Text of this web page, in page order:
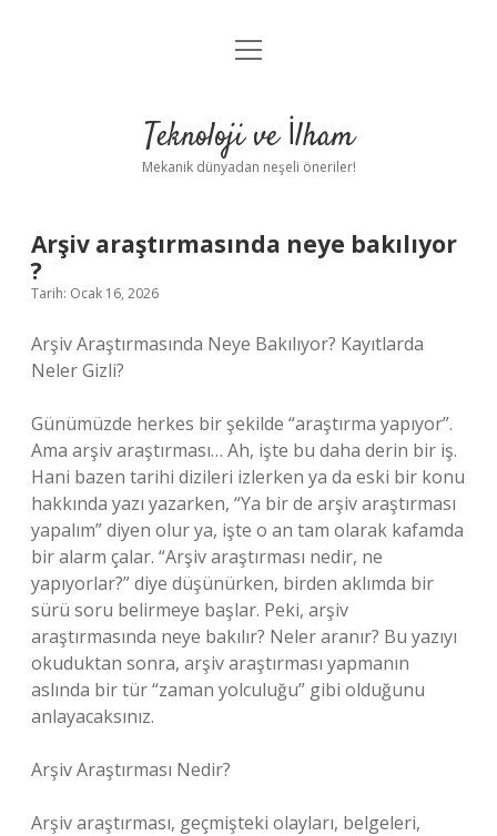
Anasayfa
Yasal Uyarı
menüyü
Teknoloji ve İlham
Mekanik dünyadan neşeli öneriler!
Arşiv araştırmasında neye bakılıyor
?
Tarih: Ocak 16, 2026
Arşiv Araştırmasında Neye Bakılıyor? Kayıtlarda
Neler Gizli?
Günümüzde herkes bir şekilde “araştırma yapıyor”.
Ama arşiv araştırması… Ah, işte bu daha derin bir iş.
Hani bazen tarihi dizileri izlerken ya da eski bir konu
hakkında yazı yazarken, “Ya bir de arşiv araştırması
yapalım” diyen olur ya, işte o an tam olarak kafamda
bir alarm çalar. “Arşiv araştırması nedir, ne
yapıyorlar?” diye düşünürken, birden aklımda bir
sürü soru belirmeye başlar. Peki, arşiv
araştırmasında neye bakılır? Neler aranır? Bu yazıyı
okuduktan sonra, arşiv araştırması yapmanın
aslında bir tür “zaman yolculuğu” gibi olduğunu
anlayacaksınız.
Arşiv Araştırması Nedir?
Arşiv araştırması, geçmişteki olayları, belgeleri,